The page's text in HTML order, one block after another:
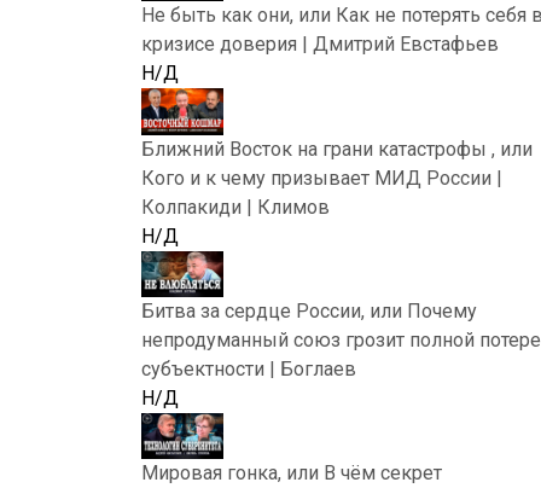
Не быть как они, или Как не потерять себя
кризисе доверия | Дмитрий Евстафьев
Н/Д
Ближний Восток на грани катастрофы , или
Кого и к чему призывает МИД России |
Колпакиди | Климов
Н/Д
Битва за сердце России, или Почему
непродуманный союз грозит полной
субъектности | Боглаев
Н/Д
Мировая гонка, или В чём секрет